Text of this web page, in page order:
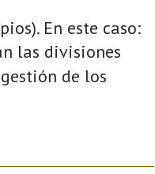
En este caso:
las divisiones
de los